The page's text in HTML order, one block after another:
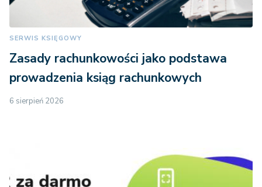
SERWIS KSIĘGOWY
Zasady rachunkowości jako podstawa
prowadzenia ksiąg rachunkowych
6 sierpień 2026